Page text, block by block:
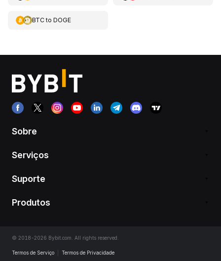
BTCto DOGE
Sobre
Serviços
Suporte
Produtos
© 2018-2026 Bybit.com. All rights reserved.
Termos de Serviço Termos de Privacidade